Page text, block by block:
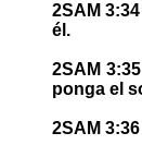
2SAM
él.
2SAM
ponga el
2SAM